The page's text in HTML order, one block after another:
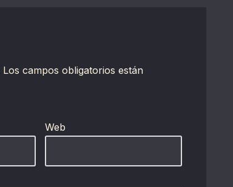
Los campos obligatorios están
Web